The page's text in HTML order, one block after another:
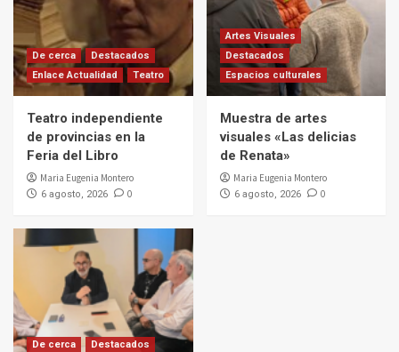
De cerca
Destacados
Enlace Actualidad
Teatro
Teatro independiente
de provincias en la
Feria del Libro
Maria Eugenia Montero
6 agosto, 2026 0
Artes Visuales
Destacados
Espacios culturales
Muestra de artes
visuales «Las delicias
de Renata»
Maria Eugenia Montero
6 agosto, 2026 0
De cerca Destacados